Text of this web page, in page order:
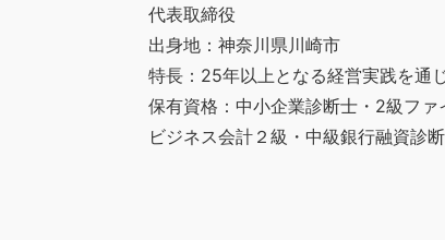
代表取締役
出身地：神奈川県川崎市
特長：25年以上となる経営実践を通
保有資格：中小企業診断士・2級フ
ビジネス会計２級・中級銀行融資診